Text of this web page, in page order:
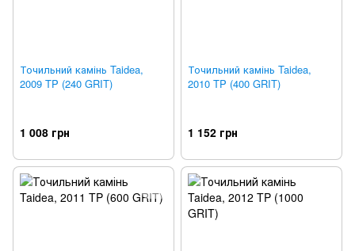
Точильний камінь Taidea,
2009 TP (240 GRIT)
1 008 грн
Точильний камінь Taidea,
2010 TP (400 GRIT)
1 152 грн